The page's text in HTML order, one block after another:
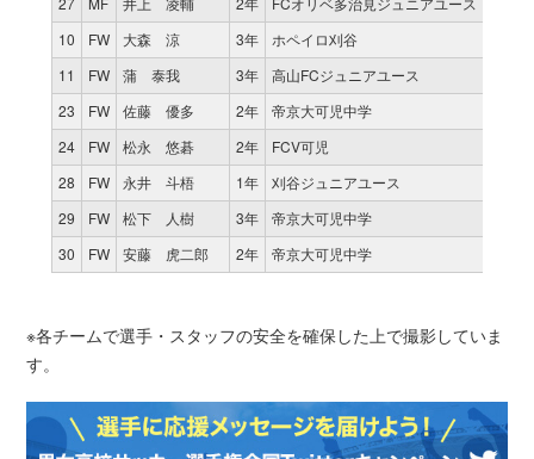
10
FW 大森 涼 3年
ホペイロ刈谷
11
FW 蒲 泰我 3年
高山FCジュニアユース
23
FW 佐藤 優多 2年
帝京大可児中学
24
FW 松永 悠碁 2年
FCV可児
28
FW 永井 斗梧 1年
刈谷ジュニアユース
29
FW 松下 人樹 3年
帝京大可児中学
30
FW 安藤 虎二郎 2年 帝京大可児中学
※各チームで選手・スタッフの安全を確保した上で撮影していま
す。